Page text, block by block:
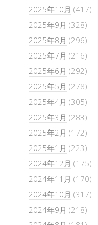
2025年10月 (417)
2025年9月 (328)
2025年8月 (296)
2025年7月 (216)
2025年6月 (292)
2025年5月 (278)
2025年4月 (305)
2025年3月 (283)
2025年2月 (172)
2025年1月 (223)
2024年12月 (175)
2024年11月 (170)
2024年10月 (317)
2024年9月 (218)